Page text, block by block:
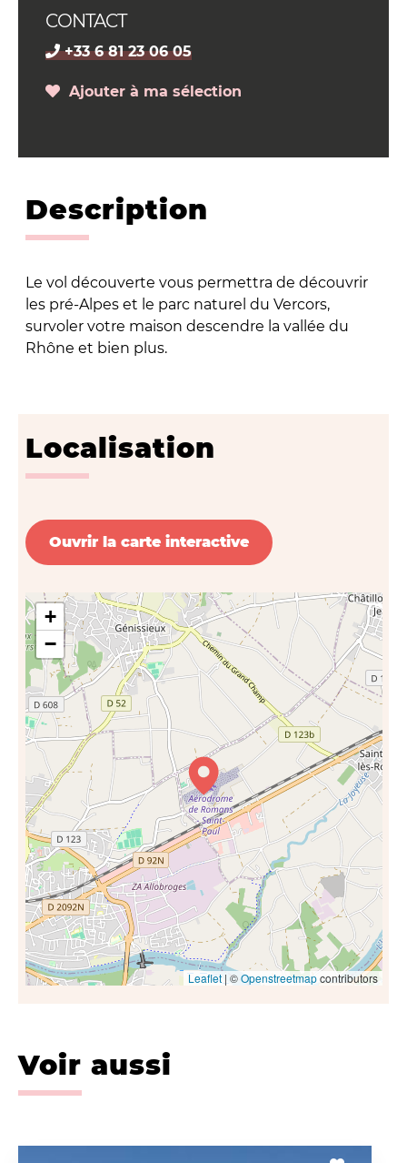
CONTACT
+33 6 81 23 06 05
Ajouter à ma sélection
Description
Le vol découverte vous permettra de découvrir
les pré-Alpes et le parc naturel du Vercors,
survoler votre maison descendre la vallée du
Rhône et bien plus.
Localisation
Ouvrir la carte interactive
+
−
Leaflet| ©Openstreetmapcontributors
Voir aussi